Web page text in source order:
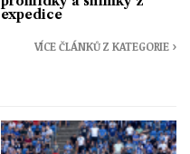
expedice
VÍCE ČLÁNKŮ Z KATEGORIE ›